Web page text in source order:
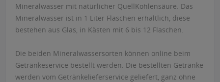
Mineralwasser mit natürlicher QuellKohlensäure. Das
Mineralwasser ist in 1 Liter Flaschen erhältlich, diese
bestehen aus Glas, in Kästen mit 6 bis 12 Flaschen.
Die beiden Mineralwassersorten können online beim
Getränkeservice bestellt werden. Die bestellten Getränke
werden vom Getränkelieferservice geliefert, ganz ohne